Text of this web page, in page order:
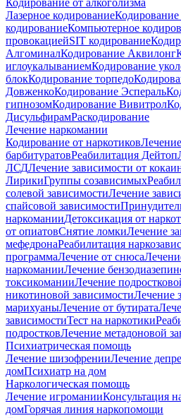
Кодирование от алкоголизма
Лазерное кодирование
кодированиеКомпьютерное
провокациейSIT кодирование
АлгоминалКодирование Аквилонг
иглоукалываниемКодирование
блокКодирование торпедо
ДовженкоКодирование Эспераль
гипнозомКодирование Вивитрол
ДисульфирамРаскодирование
Лечение наркомании
Кодирование от наркотиков
барбитуратовРеабилитация Дейтоп
ЛСДЛечение зависимости от
ЛирикиГруппы созависимых
солевой зависимостиЛечение
спайсовой зависимости
наркоманииДетоксикация от
от опиатовСнятие ломкиЛечение
мефедронаРеабилитация
программаЛечение от снюса
наркоманииЛечение
токсикоманииЛечение
никотиновой зависимостиЛечение
марихуаныЛечение от бутирата
зависимостиТест на наркотики
подростковЛечение метадоновой
Психиатрическая помощь
Лечение шизофренииЛечение
домПсихиатр на дом
Наркологическая помощь
Лечение игроманииКонсультация
домГорячая линия наркопомощи